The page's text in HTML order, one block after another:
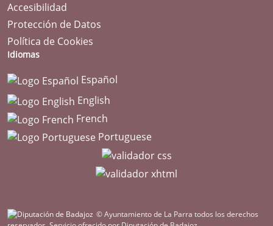
Accesibilidad
Protección de Datos
Política de Cookies
Idiomas
Español
English
French
Portuguese
© Ayuntamiento de La Parra todos los derechos